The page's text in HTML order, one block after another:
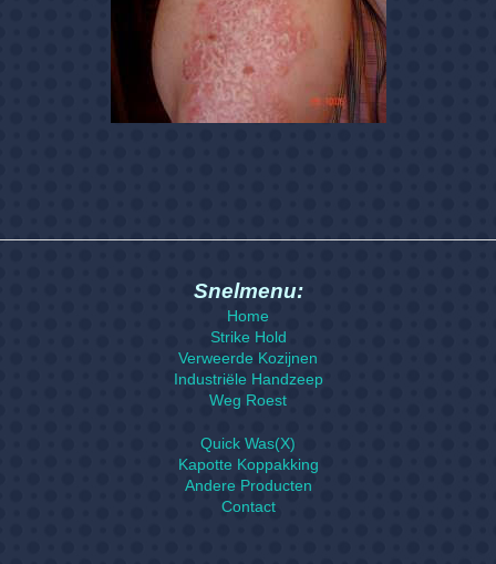
Verweerde kozijnen
Snelmenu:
Home
Strike Hold
Verweerde Kozijnen
Industriële Handzeep
Weg Roest
Quick Was(X)
Kapotte Koppakking
Andere Producten
Contact